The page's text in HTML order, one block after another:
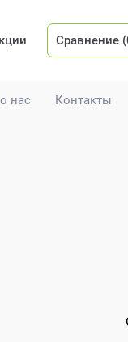
нас Контакты
Сравнение